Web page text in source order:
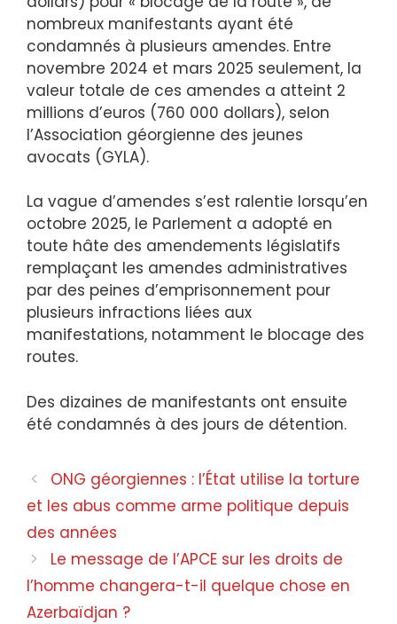
nombreux manifestants ayant été
condamnés à plusieurs amendes. Entre
novembre 2024 et mars 2025 seulement, la
valeur totale de ces amendes a atteint 2
millions d’euros (760 000 dollars), selon
l’Association géorgienne des jeunes
avocats (GYLA).
La vague d’amendes s’est ralentie lorsqu’en
octobre 2025, le Parlement a adopté en
toute hâte des amendements législatifs
remplaçant les amendes administratives
par des peines d’emprisonnement pour
plusieurs infractions liées aux
manifestations, notamment le blocage des
routes.
Des dizaines de manifestants ont ensuite
été condamnés à des jours de détention.
ONG géorgiennes : l’État utilise la torture
et les abus comme arme politique depuis
des années
Le message de l’APCE sur les droits de
l’homme changera-t-il quelque chose en
Azerbaïdjan ?